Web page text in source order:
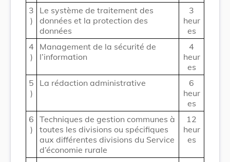
3
)
Le système de traitement des
données et la protection des
données
3
heur
es
4
)
Management de la sécurité de
l’information
4
heur
es
5
)
La rédaction administrative
6
heur
es
6
)
Techniques de gestion communes à
toutes les divisions ou spécifiques
aux différentes divisions du Service
d’économie rurale
12
heur
es